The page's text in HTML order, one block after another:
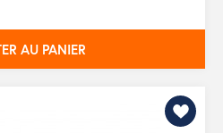
AU PANIER